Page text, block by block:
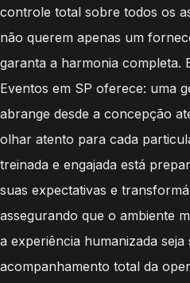
controle total sobre todos os
não querem apenas um
garanta a harmonia completa.
Eventos em SP oferece: uma
abrange desde a concepção
olhar atento para cada
treinada e engajada está
suas expectativas e
assegurando que o ambiente
a experiência humanizada seja
acompanhamento total da